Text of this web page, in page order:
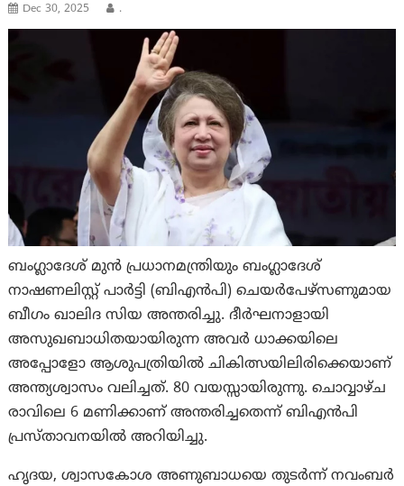
Dec 30, 2025 .
ബംഗ്ലാദേശ് മുൻ പ്രധാനമന്ത്രിയും ബംഗ്ലാദേശ്
നാഷണലിസ്റ്റ് പാർട്ടി (ബിഎൻപി) ചെയർപേഴ്‌സണുമായ
ബീഗം ഖാലിദ സിയ അന്തരിച്ചു. ദീർഘനാളായി
അസുഖബാധിതയായിരുന്ന അവര്‍ ധാക്കയിലെ
അപ്പോളോ ആശുപത്രിയിൽ ചികിത്സയിലിരിക്കെയാണ്
അന്ത്യശ്വാസം വലിച്ചത്. 80 വയസ്സായിരുന്നു. ചൊവ്വാഴ്ച
രാവിലെ 6 മണിക്കാണ് അന്തരിച്ചതെന്ന് ബിഎൻപി
പ്രസ്താവനയില്‍ അറിയിച്ചു.
ഹൃദയ, ശ്വാസകോശ അണുബാധയെ തുടർന്ന് നവംബർ